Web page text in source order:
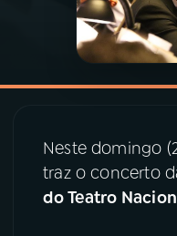
PODCASTS
06VIDEOCASTS
07ÚLTIMAS
08 PRÊMIO RÁDIO
Neste domingo
traz o concerto
do Teatro